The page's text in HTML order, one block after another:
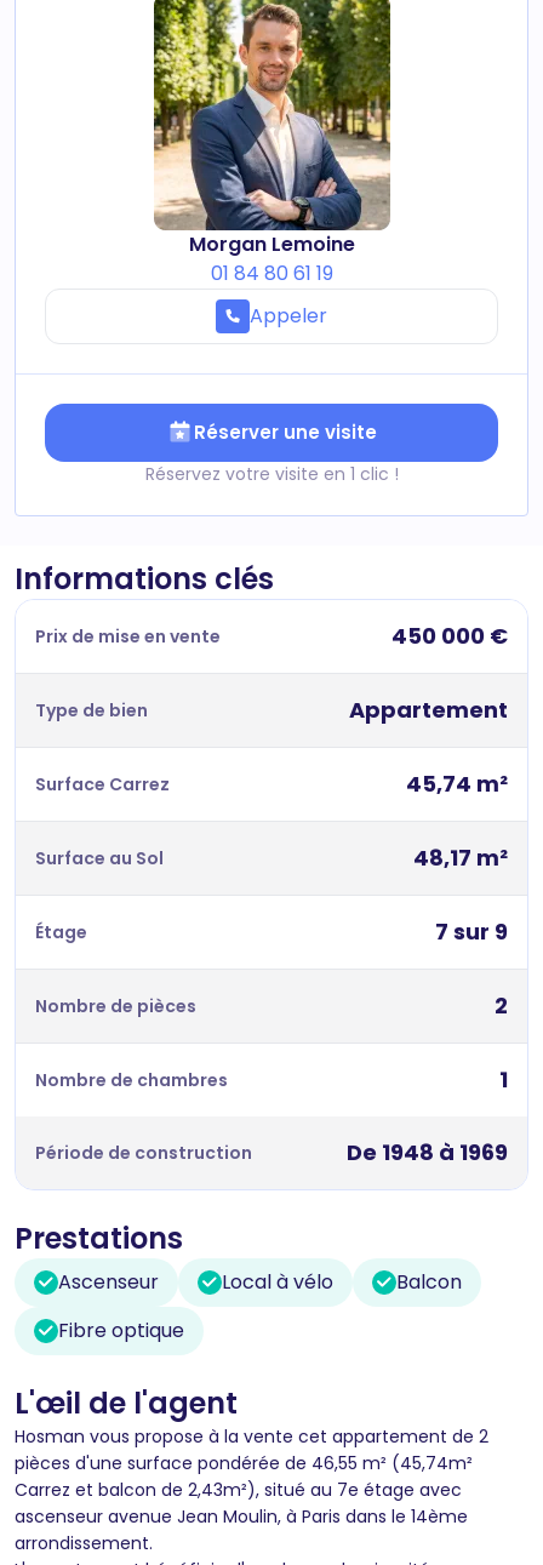
Morgan Lemoine
01 84 80 61 19
Appeler
Réserver une visite
Réservez votre visite en 1 clic !
Informations clés
Prix de mise en vente 450 000 €
Type de bien Appartement
Surface Carrez 45,74 m²
Surface au Sol 48,17 m²
Étage 7 sur 9
Nombre de pièces 2
Nombre de chambres 1
Période de construction De 1948 à 1969
Prestations
Ascenseur Local à vélo
Balcon
Fibre optique
L'œil de l'agent
Hosman vous propose à la vente cet appartement de 2
pièces d'une surface pondérée de 46,55 m² (45,74m²
Carrez et balcon de 2,43m²), situé au 7e étage avec
ascenseur avenue Jean Moulin, à Paris dans le 14ème
arrondissement.